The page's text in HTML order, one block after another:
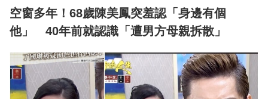
空窗多年！68歲陳美鳳突羞認「身邊有個
他」 40年前就認識「遭男方母親拆散」